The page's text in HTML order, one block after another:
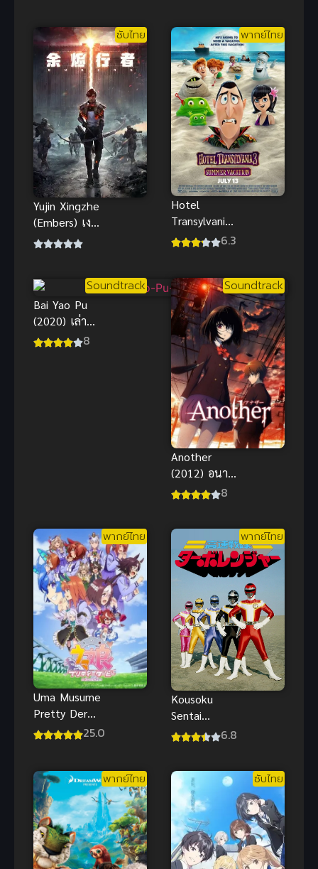
ซับไทย
Yujin Xingzhe
(Embers) เงา
แค้นสองเส้น
พากย์ไทย
Hotel
Transylvania
3 โรงแรมผี
หฤหรรษ์
พากย์ไทย
6.3
Soundtrack
Bai Yao Pu
(2020) เล่า
ขานตำนาน8
Soundtrack
Another
(2012) อนา
เธอร์
8
พากย์ไทย
Uma Musume
Pretty Derby
2 สาวม้าโม25.0
พากย์ไทย
Kousoku
Sentai
Turboranger
เทอร์โบเรน
เจอร์ มันส์
6.8
พากย์ไทย ซับไทย